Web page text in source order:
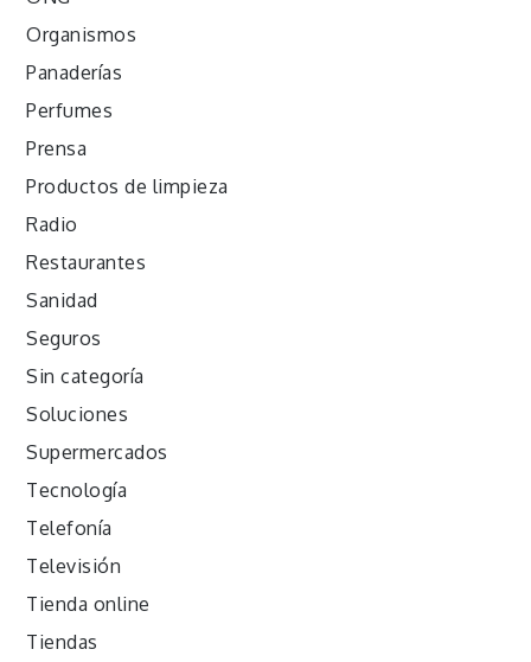
Organismos
Panaderías
Perfumes
Prensa
Productos de limpieza
Radio
Restaurantes
Sanidad
Seguros
Sin categoría
Soluciones
Supermercados
Tecnología
Telefonía
Televisión
Tienda online
Tiendas